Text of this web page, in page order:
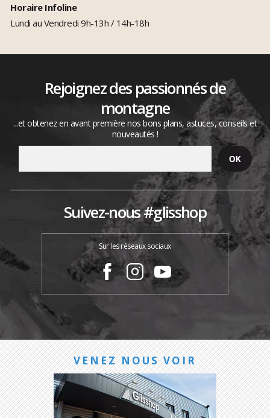
Horaire Infoline
Lundi au Vendredi 9h-13h / 14h-18h
Rejoignez des passionnés de
montagne
...et obtenez en avant première nos bons plans, astuces, conseils et
nouveautés !
Suivez-nous #glisshop
Sur les réseaux sociaux
VENEZ NOUS VOIR